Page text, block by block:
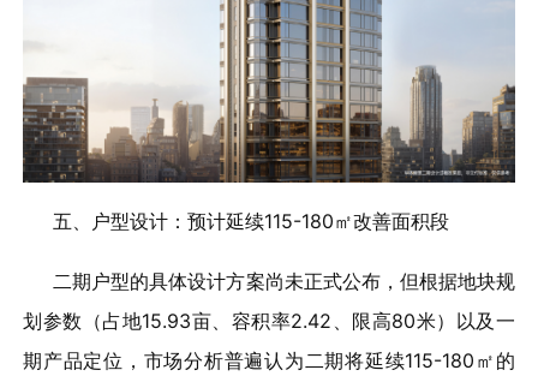
五、户型设计：预计延续115-180㎡改善面积段
二期户型的具体设计方案尚未正式公布，但根据地块规
划参数（占地15.93亩、容积率2.42、限高80米）以及一
期产品定位，市场分析普遍认为二期将延续115-180㎡的